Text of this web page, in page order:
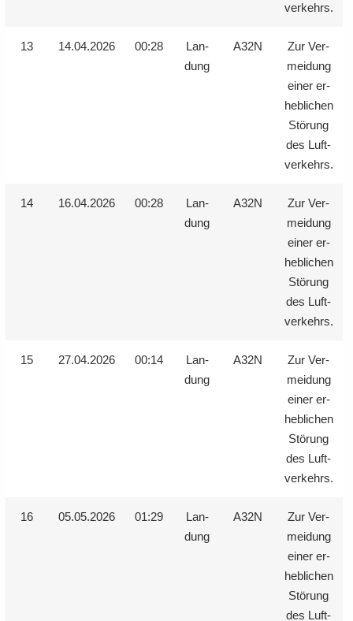
ver­kehrs.
13 14.04.2026 00:28
Lan­
dung
A32N
Zur Ver­
mei­dung
einer er­
heb­li­chen
Stö­rung
des Luft­
ver­kehrs.
14 16.04.2026 00:28
Lan­
dung
A32N
Zur Ver­
mei­dung
einer er­
heb­li­chen
Stö­rung
des Luft­
ver­kehrs.
15 27.04.2026 00:14
Lan­
dung
A32N
Zur Ver­
mei­dung
einer er­
heb­li­chen
Stö­rung
des Luft­
ver­kehrs.
16 05.05.2026 01:29
Lan­
dung
A32N
Zur Ver­
mei­dung
einer er­
heb­li­chen
Stö­rung
des Luft­